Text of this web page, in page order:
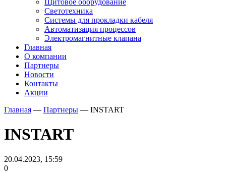
Щитовое оборудование
Светотехника
Системы для прокладки кабеля
Автоматизация процессов
Электромагнитные клапана
Главная
О компании
Партнеры
Новости
Контакты
Акции
Главная — Партнеры — INSTART
INSTART
20.04.2023, 15:59
0